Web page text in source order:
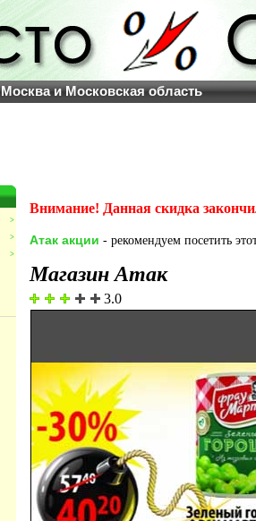
Москва и Московская область
>
>
>
Внимание! Данная скидка
Атак акции - рекомендуем посетить
Магазин Атак
3.0